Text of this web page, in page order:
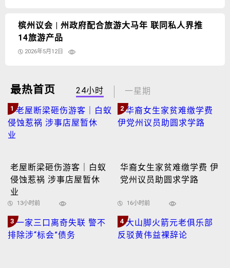
槟州议会 | 州政府配合旅游大马年 联同私人界推
14旅游产品
2026年5月12日
最热首页 24小时 一星期
1
老屋断梁砸伤游客｜白蚁
侵蚀惹祸 涉事店屋暂休
业
13小时前
2
华裔女生家贫难缴学费 伊
党州议员助圆求学路
16小时前
3 4